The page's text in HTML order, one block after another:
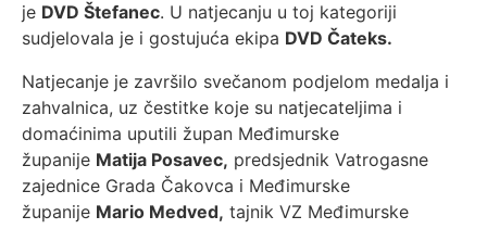
je DVD Štefanec. U natjecanju u toj kategoriji
sudjelovala je i gostujuća ekipa DVD Čateks.
Natjecanje je završilo svečanom podjelom medalja i
zahvalnica, uz čestitke koje su natjecateljima i
domaćinima uputili župan Međimurske
županije Matija Posavec, predsjednik Vatrogasne
zajednice Grada Čakovca i Međimurske
županije Mario Medved, tajnik VZ Međimurske